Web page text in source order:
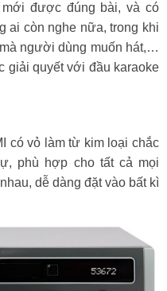
được đúng bài, và có
ai còn nghe nữa, trong khi
người dùng muốn hát,…
giải quyết với đầu karaoke
có vỏ làm từ kim loại chắc
phù hợp cho tất cả mọi
dễ dàng đặt vào bất kì